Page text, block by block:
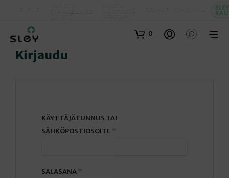
0
Kirjaudu
KÄYTTÄJÄTUNNUS TAI
SÄHKÖPOSTIOSOITE *
SALASANA *